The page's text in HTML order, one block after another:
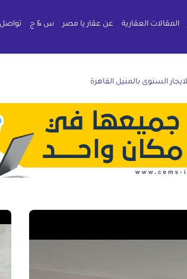
المقالات العقارية عن عقار يا مصر س & ج